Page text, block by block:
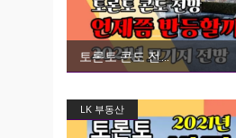
토론토 콘도 전
LK 부동산